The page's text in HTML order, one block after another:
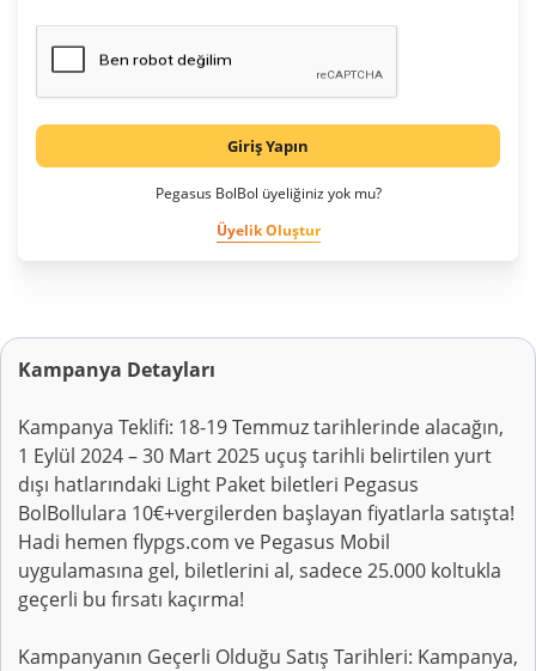
Giriş Yapın
Pegasus BolBol üyeliğiniz yok mu?
Üyelik Oluştur
Kampanya Detayları
Kampanya Teklifi: 18-19 Temmuz tarihlerinde alacağın,
1 Eylül 2024 – 30 Mart 2025 uçuş tarihli belirtilen yurt
dışı hatlarındaki Light Paket biletleri Pegasus
BolBollulara 10€+vergilerden başlayan fiyatlarla satışta!
Hadi hemen flypgs.com ve Pegasus Mobil
uygulamasına gel, biletlerini al, sadece 25.000 koltukla
geçerli bu fırsatı kaçırma!
Kampanyanın Geçerli Olduğu Satış Tarihleri: Kampanya,